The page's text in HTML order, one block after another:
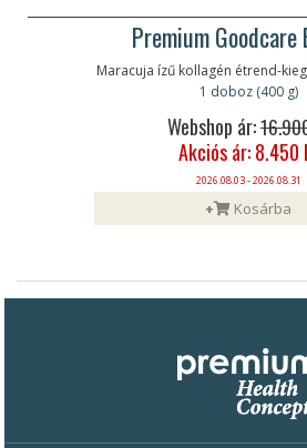
Premium
Maracuja ízű kollagén étrend-
1 doboz (400 g)
Webshop ár:
Akciós ár: 8.450
2026.08.03 - 2026.08.31
+ Kosárba